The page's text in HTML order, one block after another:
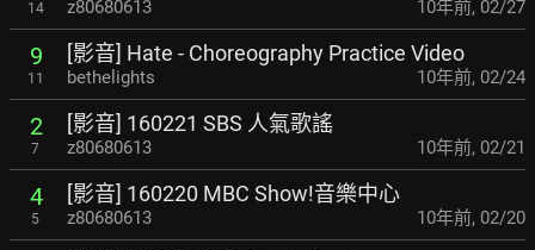
14 z80680613 10年前, 02/27
9
11
[影音] Hate - Choreography Practice Video
bethelights 10年前, 02/24
2
7
[影音] 160221 SBS 人氣歌謠
z80680613 10年前, 02/21
4
5
[影音] 160220 MBC Show!音樂中心
z80680613 10年前, 02/20